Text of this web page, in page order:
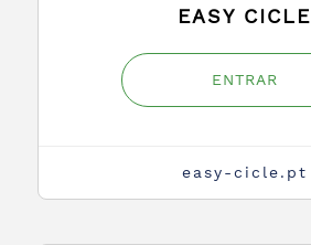
EASY CICLE
ENTRAR
easy-cicle.pt